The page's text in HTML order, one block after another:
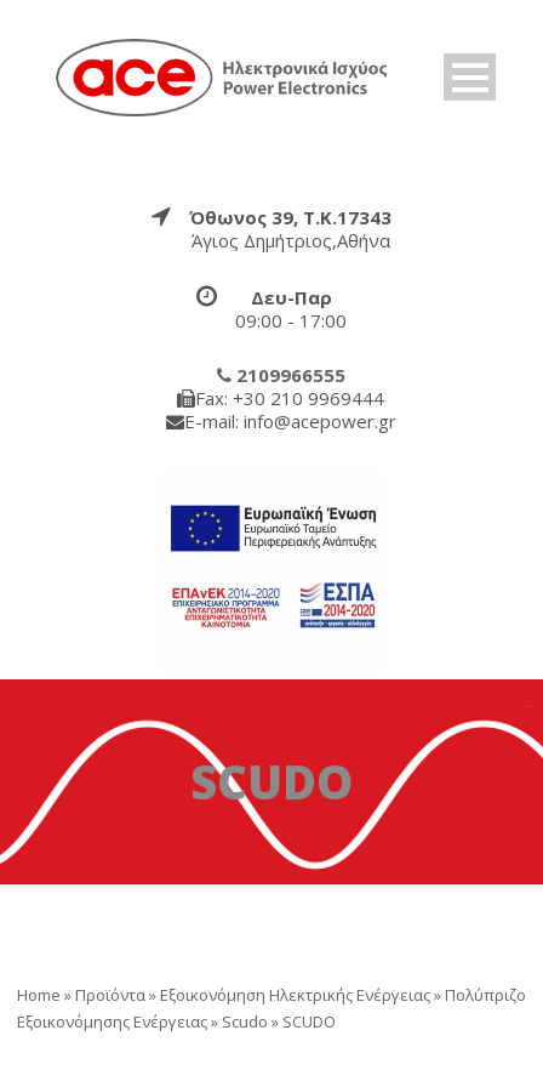
Όθωνος 39, Τ.Κ.17343
Άγιος Δημήτριος,Αθήνα
Δευ-Παρ
09:00 - 17:00
2109966555
Fax: +30 210 9969444
E-mail: info@acepower.gr
SCUDO
Home » Προϊόντα» Εξοικονόμηση Ηλεκτρικής Ενέργειας» Πολύπριζο
Εξοικονόμησης Ενέργειας» Scudo » SCUDO